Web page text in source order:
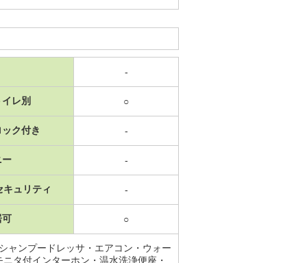
-
レ別 ○
ク付き -
ー -
キュリティ -
可 ○
ャンプードレッサ・エアコン・ウォー
タ付インターホン・温水洗浄便座・